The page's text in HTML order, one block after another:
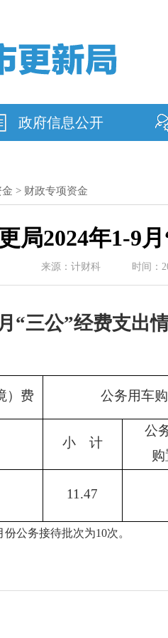
政府信息公开
> 财政专项资金
局2024年1-9
来源：计财科 时间：
“三公”经费支出
）费 公务用车
小 计
公
购
11.47
公务接待批次为10次。